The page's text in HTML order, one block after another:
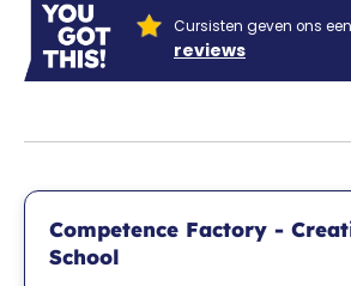
Cursisten geven ons
reviews
Competence Factory -
School